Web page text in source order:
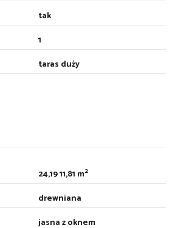
tak
1
taras duży
24,19 11,81 m2
drewniana
jasna z oknem